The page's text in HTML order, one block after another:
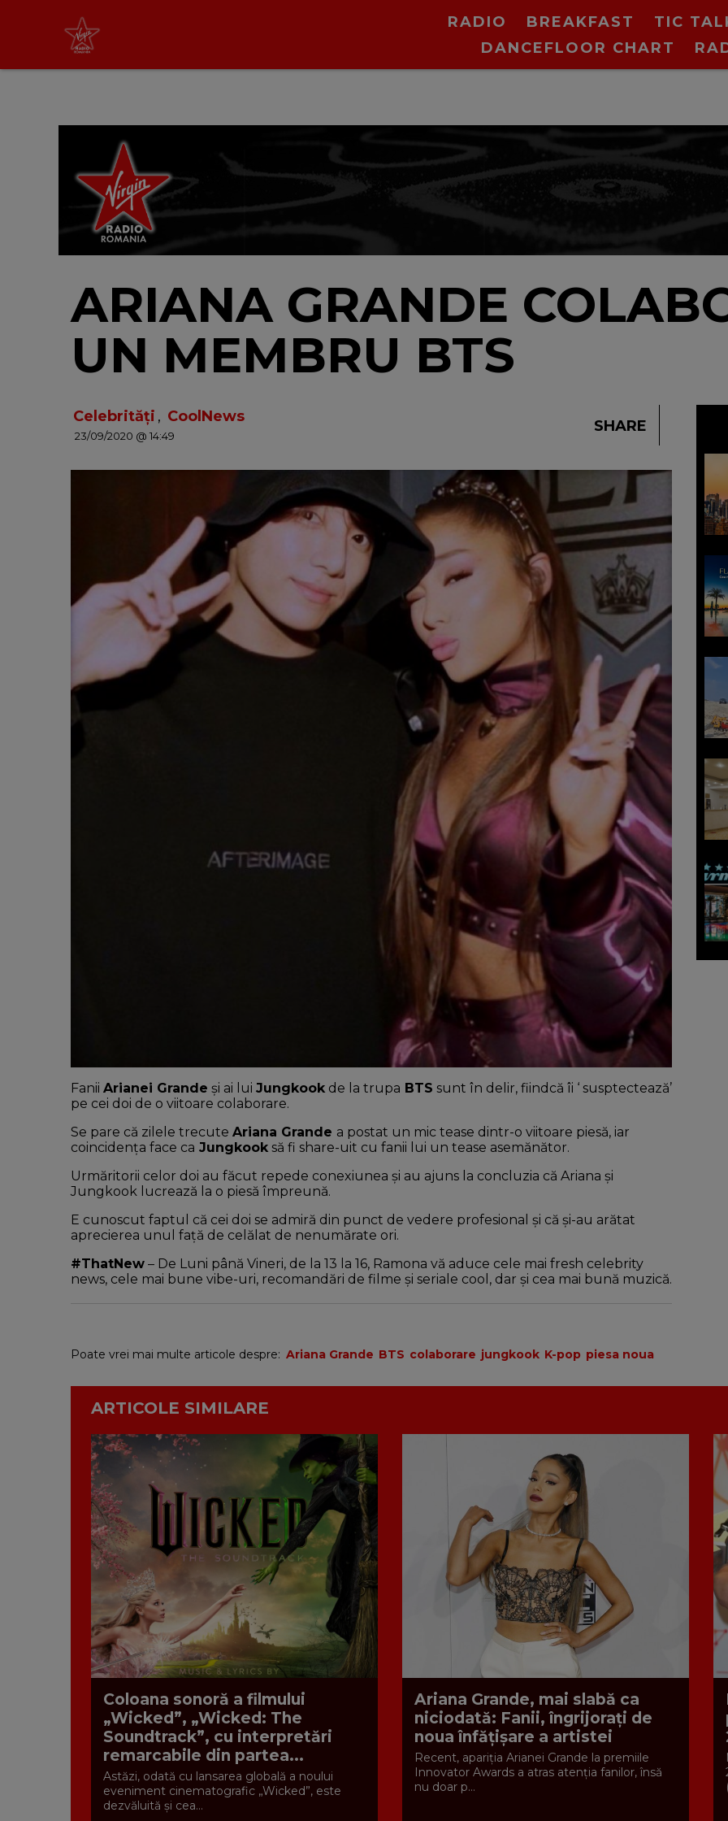
RADIO BREAKFAST TIC
DANCEFLOOR CHART
ARIANA GRANDE
UN MEMBRU BTS
Celebrități , CoolNews
23/09/2020 @ 14:49
SHARE
Fanii Arianei Grande și ai lui Jungkook de la trupa BTS sunt în delir, fiindcă îi ‘ susptectează’
pe cei doi de o viitoare colaborare.
Se pare că zilele trecute Ariana Grande a postat un mic tease dintr-o viitoare piesă, iar
coincidența face ca Jungkook să fi share-uit cu fanii lui un tease asemănător.
Urmăritorii celor doi au făcut repede conexiunea și au ajuns la concluzia că Ariana și
Jungkook lucrează la o piesă împreună.
E cunoscut faptul că cei doi se admiră din punct de vedere profesional și că și-au arătat
aprecierea unul față de celălat de nenumărate ori.
#ThatNew – De Luni până Vineri, de la 13 la 16, Ramona vă aduce cele mai fresh celebrity
news, cele mai bune vibe-uri, recomandări de filme și seriale cool, dar și cea mai bună muzică.
Poate vrei mai multe articole despre: Ariana Grande BTS colaborare jungkook K-pop piesa noua
ARTICOLE SIMILARE
Coloana sonoră a filmului
„Wicked”, „Wicked: The
Soundtrack”, cu interpretări
remarcabile din partea...
Astăzi, odată cu lansarea globală a noului
eveniment cinematografic „Wicked”, este
dezvăluită și cea...
Ariana Grande, mai slabă ca
niciodată: Fanii, îngrijorați de
noua înfățișare a artistei
Recent, apariția Arianei Grande la premiile
Innovator Awards a atras atenția fanilor, însă
nu doar p...